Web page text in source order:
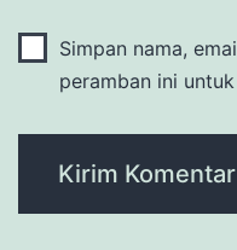
Simpan nama,
peramban ini